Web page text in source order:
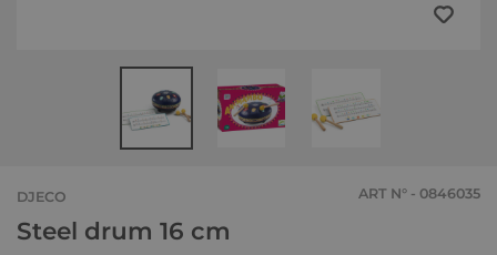
DJECO ART N° - 0846035
Steel drum 16 cm